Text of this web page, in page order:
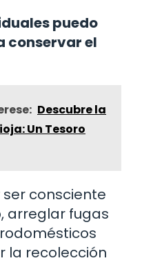
puedo
conservar el
Descubre la
Un Tesoro
consciente
arreglar fugas
la recolección